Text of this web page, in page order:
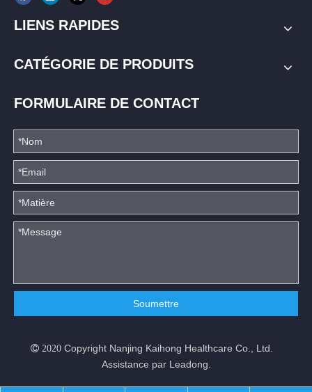
LIENS RAPIDES
CATÉGORIE DE PRODUITS
FORMULAIRE DE CONTACT
Soumettre
 2020 Copyright Nanjing Kaihong Healthcare Co., Ltd.
Assistance par Leadong.